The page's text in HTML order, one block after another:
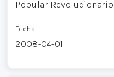
Popular Revolucionario
Fecha
2008-04-01